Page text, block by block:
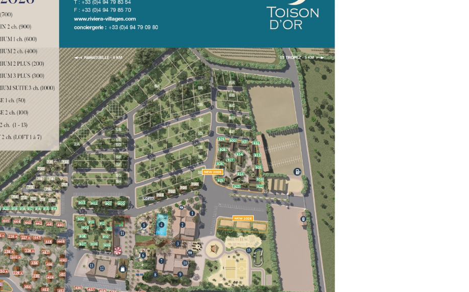
idilliaco e un servizio eccezionale ai piedi
della famosa spiaggia di Pampelonne.
Un paradiso selvaggio e colorato